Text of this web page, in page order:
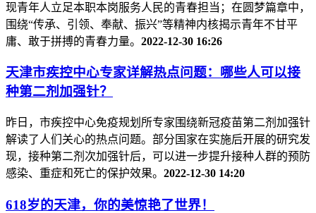
现青年人立足本职本岗服务人民的青春担当；在圆梦篇章中，
围绕“传承、引领、奉献、振兴”等精神内核揭示青年不甘平
庸、敢于拼搏的青春力量。 2022-12-30 16:26
天津市疾控中心专家详解热点问题：哪些人可以接
种第二剂加强针？
昨日，市疾控中心免疫规划所专家围绕新冠疫苗第二剂加强针
解读了人们关心的热点问题。部分国家在实施后开展的研究发
现，接种第二剂次加强针后，可以进一步提升接种人群的预防
感染、重症和死亡的保护效果。 2022-12-30 14:20
618岁的天津，你的美惊艳了世界！